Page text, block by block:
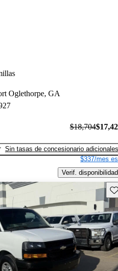
Oglethorpe, GA
$18,704
Sin tasas de concesionario adicionales
$337/mes
Verif. disponibilidad